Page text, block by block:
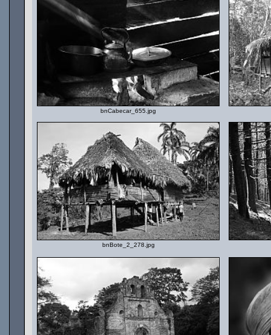
bnCabecar_655.jpg
bnBote_2_278.jpg